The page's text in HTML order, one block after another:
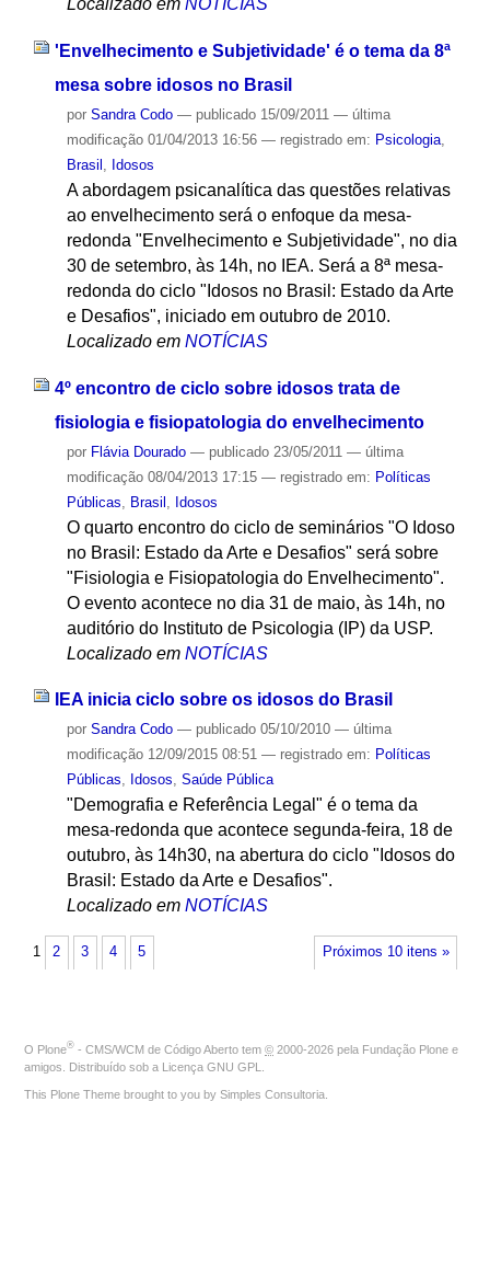
Localizado em NOTÍCIAS
'Envelhecimento e Subjetividade' é o tema da 8ª
mesa sobre idosos no Brasil
por Sandra Codo — publicado15/09/2011 — última
modificação01/04/2013 16:56 — registrado em: Psicologia,
Brasil
Idosos
A abordagem psicanalítica das questões relativas
ao envelhecimento será o enfoque da mesa-
redonda "Envelhecimento e Subjetividade", no dia
30 de setembro, às 14h, no IEA. Será a 8ª mesa-
redonda do ciclo "Idosos no Brasil: Estado da Arte
e Desafios", iniciado em outubro de 2010.
Localizado em NOTÍCIAS
4º encontro de ciclo sobre idosos trata de
fisiologia e fisiopatologia do envelhecimento
por Flávia Dourado — publicado23/05/2011 — última
modificação08/04/2013 17:15 — registrado em: Políticas
Públicas
Brasil Idosos
O quarto encontro do ciclo de seminários "O Idoso
no Brasil: Estado da Arte e Desafios" será sobre
"Fisiologia e Fisiopatologia do Envelhecimento".
O evento acontece no dia 31 de maio, às 14h, no
auditório do Instituto de Psicologia (IP) da USP.
Localizado em NOTÍCIAS
IEA inicia ciclo sobre os idosos do Brasil
por Sandra Codo — publicado05/10/2010 — última
modificação12/09/2015 08:51 — registrado em: Políticas
Públicas, Idosos, Saúde Pública
"Demografia e Referência Legal" é o tema da
mesa-redonda que acontece segunda-feira, 18 de
outubro, às 14h30, na abertura do ciclo "Idosos do
Brasil: Estado da Arte e Desafios".
Localizado em NOTÍCIAS
Próximos 10 itens »
1 2 3 4 5
O Plone® - CMS/WCM de Código Aberto tem © 2000-2026 pela Fundação Plone e
amigos. Distribuído sob a Licença GNU GPL
This Plone Theme brought to you by Simples Consultoria